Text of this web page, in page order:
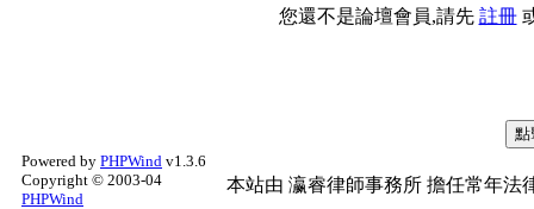
您還不是論壇會員,請先 註冊
Powered by PHPWind v1.3.6
Copyright © 2003-04
PHPWind
本站由 瀛睿律師事務所 擔任常年法